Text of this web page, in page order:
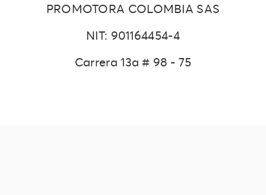
PROMOTORA COLOMBIA SAS
NIT: 901164454-4
Carrera 13a # 98 - 75